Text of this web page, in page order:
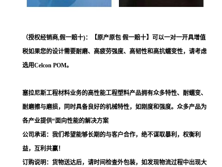
（授权经销商,假一赔十)：【原产原包 假一赔十】可以一对一开具增值
税如果您的设计需要耐磨、高疲劳强度、高韧性和高抗蠕变性，请考虑
选用Celcon POM。
塞拉尼斯工程材料业务的高性能工程塑料产品拥有众多特性、耐蠕变、
耐磨擦与磨损，同时具备良好的机械特性，如刚度和强度。众多产品为
各产业提供“面向性能的解决方案
公司承诺：我们希望能够长期的与客户合作，绝不谋取暴利，权衡利
益，互利共赢！
订购说明：货物送达后，请时间检查外包装，如发现物流过程中出现大